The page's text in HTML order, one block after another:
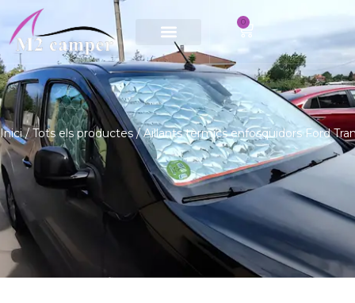
Saltar
al
contingut
0
Inici/Tots els productes/ Aïllants tèrmics enfosquidors Ford